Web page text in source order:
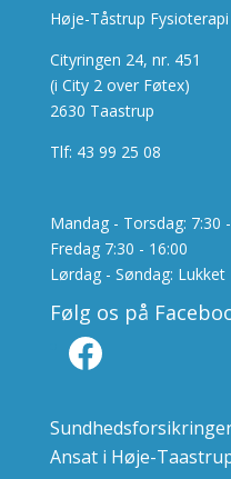
Høje-Tåstrup Fysioterapi
Cityringen 24, nr. 451
(i City 2 over Føtex)
2630 Taastrup
Tlf: 43 99 25 08
Mandag - Torsdag: 7:30
Fredag 7:30 - 16:00
Lørdag - Søndag: Lukket
Følg os på
Facebook
Ansat i Høje-